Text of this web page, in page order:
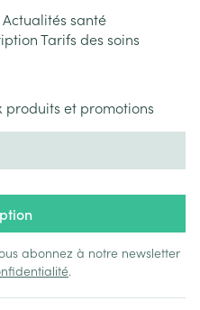
Actualités santé
Tarifs des soins
produits et promotions
abonnez à notre newsletter
.